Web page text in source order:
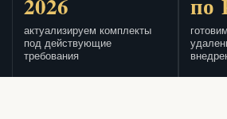
актуализируем комплекты
под действующие
требования